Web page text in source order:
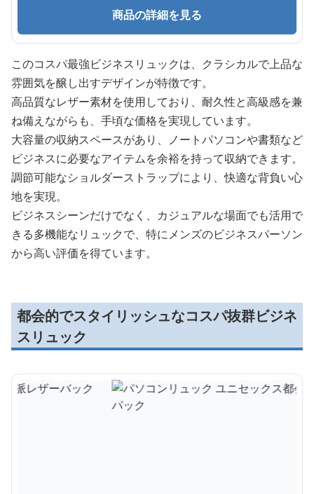
商品の詳細を見る
このコスパ最強ビジネスリュックは、クラシカルで上品な
雰囲気を醸し出すデザインが特徴です。
高品質なレザー素材を使用しており、耐久性と高級感を兼
ね備えながらも、手頃な価格を実現しています。
大容量の収納スペースがあり、ノートパソコンや書類など
ビジネスに必要なアイテムを余裕を持って収納できます。
調節可能なショルダーストラップにより、快適な背負い心
地を実現。
ビジネスシーンだけでなく、カジュアルな場面でも活用で
きる多機能なリュックで、特にメンズのビジネスパーソン
から高い評価を得ています。
都会的でスタイリッシュなコスパ抜群ビジネ
スリュック